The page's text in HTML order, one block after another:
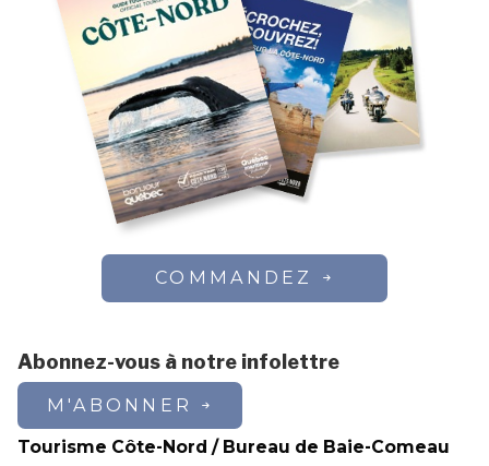
COMMANDEZ
Abonnez-vous à notre infolettre
M'ABONNER
Tourisme Côte-Nord / Bureau de Baie-Comeau